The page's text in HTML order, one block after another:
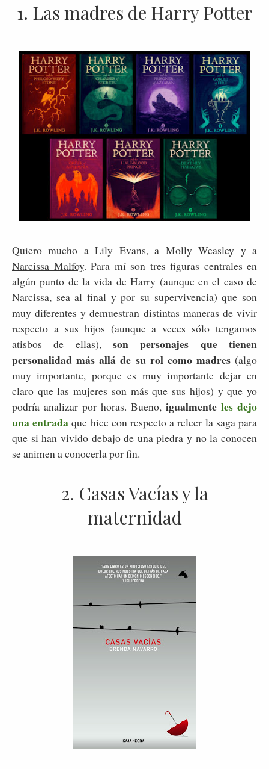
1. Las madres de Harry Potter
Quiero mucho aLily Evans, a Molly Weasley y a
Narcissa Malfoy. Para mí son tres figuras centrales en
algún punto de la vida de Harry (aunque en el caso de
Narcissa, sea al final y por su supervivencia) que son
muy diferentes y demuestran distintas maneras de vivir
respecto a sus hijos (aunque a veces sólo tengamos
atisbos de ellas), son personajes que tienen
personalidad más allá de su rol como madres(algo
muy importante, porque es muy importante dejar en
claro que las mujeres son más que sus hijos) y que yo
podría analizar por horas. Bueno, igualmente les dejo
una entrada que hice con respecto a releer la saga para
que si han vivido debajo de una piedra y no la conocen
se animen a conocerla por fin.
2. Casas Vacías y la
maternidad